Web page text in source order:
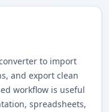
to import
and export clean
workflow is useful
spreadsheets,